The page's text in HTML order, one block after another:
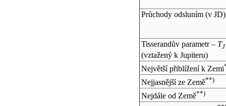
Průchody odsluním (v JD)
Tisserandův parametr – TJ
(vztažený k Jupiteru)
Největší přiblížení k Zemi
Nejjasnější ze Země**)
Nejdále od Země**)